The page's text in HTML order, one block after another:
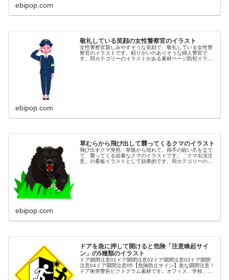
ebipop.com
敬礼している笑顔の女性警察官のイラスト
女性警察官親しみやすそうな笑顔で、敬礼している女性警
察官のイラストです。頼りがいのありそうな婦人警官で
す。同カテゴリーのイラストがある素材ページ防犯イラス
ebipop.com
草むらから飛び出して襲ってくるクマのイラスト
飛び出すクマ突然、草陰から現れて、両手の鋭い爪を立て
て、襲ってくる凶暴なクマのイラストです。「クマ出没注
意」の看板イラストとして効果的です。同カテゴリーのイ
ebipop.com
ドアを急に押して開けると危険「注意喚起サイ
ン」の5種類のイラスト
ドア開閉注意01ドア開閉注意02ドア開閉注意03ドア開閉
注意04ドア開閉注意05【危険防止サイン】急な開閉注意！
ドア衝突警告ピクトグラム素材です。オフィス、学校、病